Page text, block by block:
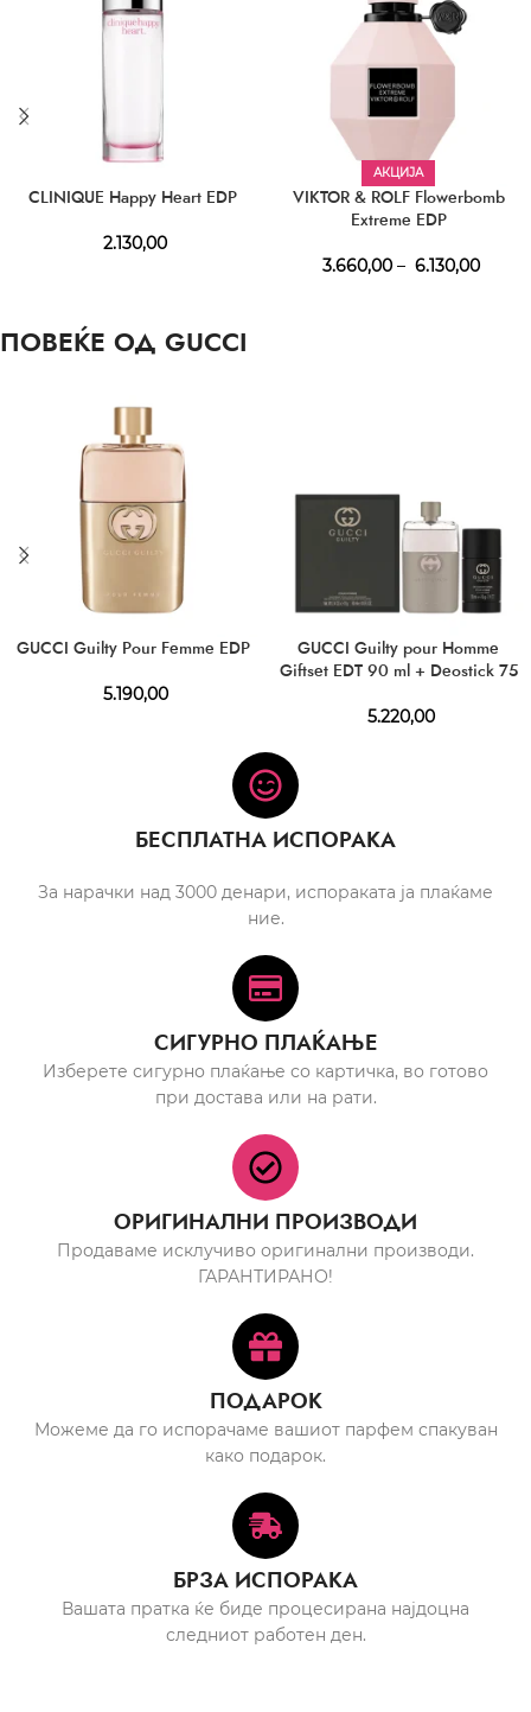
CLINIQUE Happy Heart EDP
2.130,00
АКЦИЈА
VIKTOR & ROLF Flowerbomb
Extreme EDP
3.660,00 – 6.130,00
ПОВЕЌЕ ОД GUCCI
GUCCI Guilty Pour Femme EDP
5.190,00
GUCCI Guilty pour Homme
Giftset EDT 90 ml + Deostick 75
5.220,00
БЕСПЛАТНА ИСПОРАКА
За нарачки над 3000 денари, испораката ја плаќаме
ние.
СИГУРНО ПЛАЌАЊЕ
Изберете сигурно плаќање со картичка, во готово
при достава или на рати.
ОРИГИНАЛНИ ПРОИЗВОДИ
Продаваме исклучиво оригинални производи.
ГАРАНТИРАНО!
ПОДАРОК
Можеме да го испорачаме вашиот парфем спакуван
како подарок.
БРЗА ИСПОРАКА
Вашата пратка ќе биде процесирана најдоцна
следниот работен ден.